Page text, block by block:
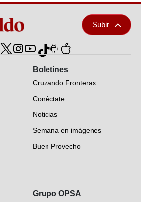
Subir
Boletines
Cruzando Fronteras
Conéctate
Noticias
Semana en imágenes
Buen Provecho
Grupo OPSA